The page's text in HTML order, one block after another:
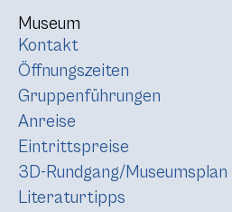
Museum
Kontakt
Öffnungszeiten
Gruppenführungen
Anreise
Eintrittspreise
3D-Rundgang/Museumsplan
Literaturtipps